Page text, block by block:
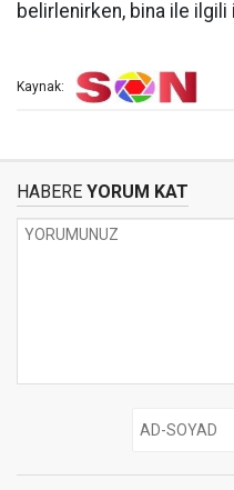
belirlenirken, bina ile ilgili
Kaynak:
HABERE YORUM KAT